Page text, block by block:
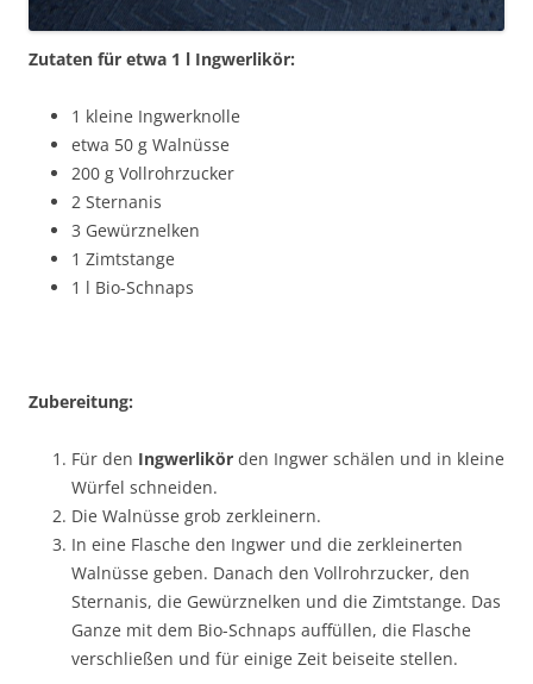
Zutaten für etwa 1 l Ingwerlikör:
1 kleine Ingwerknolle
etwa 50 g Walnüsse
200 g Vollrohrzucker
2 Sternanis
3 Gewürznelken
1 Zimtstange
1 l Bio-Schnaps
Zubereitung:
Für den Ingwerlikör den Ingwer schälen und in kleine
Würfel schneiden.
Die Walnüsse grob zerkleinern.
In eine Flasche den Ingwer und die zerkleinerten
Walnüsse geben. Danach den Vollrohrzucker, den
Sternanis, die Gewürznelken und die Zimtstange. Das
Ganze mit dem Bio-Schnaps auffüllen, die Flasche
verschließen und für einige Zeit beiseite stellen.